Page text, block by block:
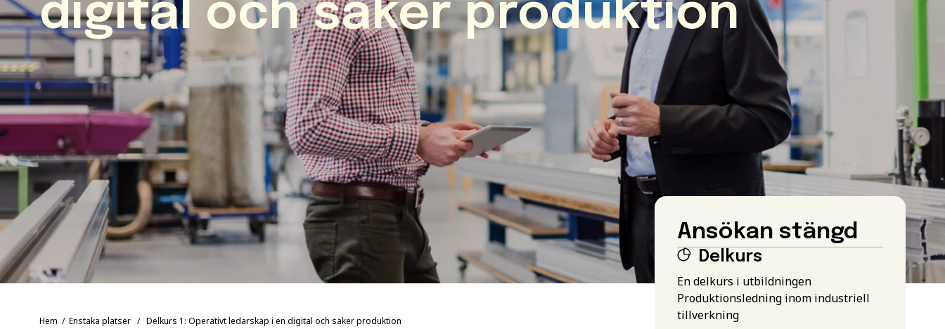
digital och säker produktion
Hem / Enstaka platser / Delkurs 1: Operativt ledarskap i en digital och säker produktion
Ansökan stängd
Delkurs
En delkurs i utbildningen
Produktionsledning inom industriell
tillverkning